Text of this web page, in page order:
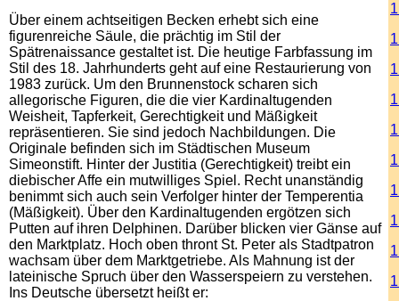
Über einem achtseitigen Becken erhebt sich eine
figurenreiche Säule, die prächtig im Stil der
Spätrenaissance gestaltet ist. Die heutige Farbfassung im
Stil des 18. Jahrhunderts geht auf eine Restaurierung von
1983 zurück. Um den Brunnenstock scharen sich
allegorische Figuren, die die vier Kardinaltugenden
Weisheit, Tapferkeit, Gerechtigkeit und Mäßigkeit
repräsentieren. Sie sind jedoch Nachbildungen. Die
Originale befinden sich im Städtischen Museum
Simeonstift. Hinter der Justitia (Gerechtigkeit) treibt ein
diebischer Affe ein mutwilliges Spiel. Recht unanständig
benimmt sich auch sein Verfolger hinter der Temperentia
(Mäßigkeit). Über den Kardinaltugenden ergötzen sich
Putten auf ihren Delphinen. Darüber blicken vier Gänse auf
den Marktplatz. Hoch oben thront St. Peter als Stadtpatron
wachsam über dem Marktgetriebe. Als Mahnung ist der
lateinische Spruch über den Wasserspeiern zu verstehen.
Ins Deutsche übersetzt heißt er: